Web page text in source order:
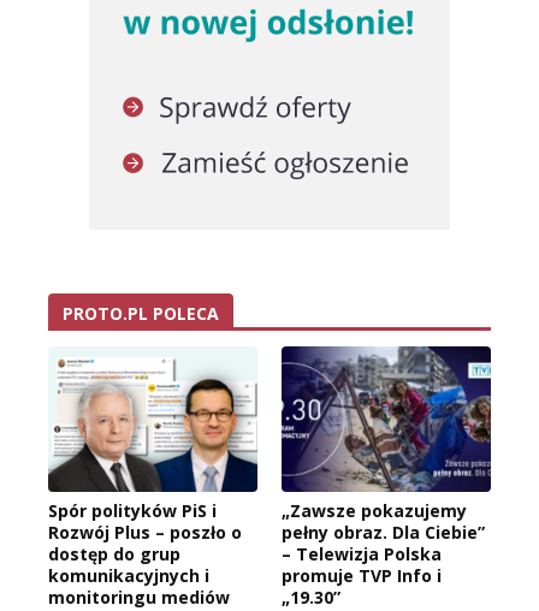
PROTO.PL POLECA
Spór polityków PiS i
Rozwój Plus – poszło o
dostęp do grup
komunikacyjnych i
monitoringu mediów
„Zawsze pokazujemy
pełny obraz. Dla Ciebie”
– Telewizja Polska
promuje TVP Info i
„19.30”